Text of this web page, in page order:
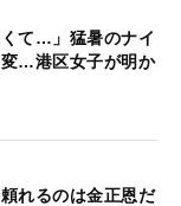
くて…」猛暑のナイ
変…港区女子が明か
れるのは金正恩だ